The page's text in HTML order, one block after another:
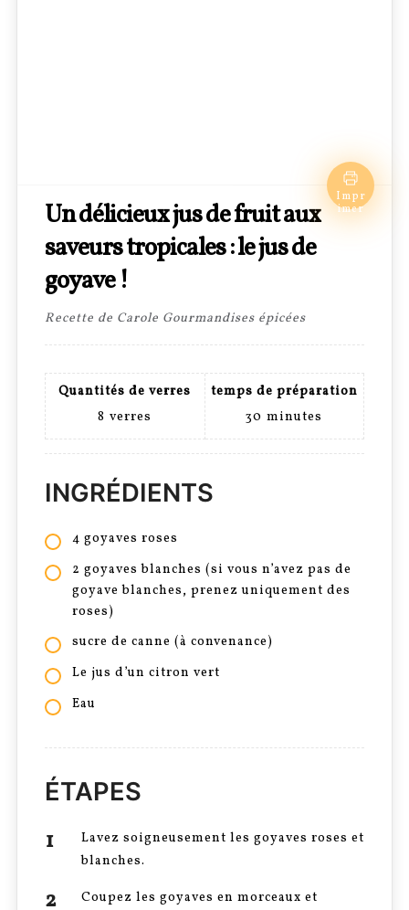
Impr
imer
Un délicieux jus de fruit aux
saveurs tropicales : le jus de
goyave !
Recette de Carole Gourmandises épicées
Quantités de verres
8 verres
temps de préparation
30 minutes
INGRÉDIENTS
4 goyaves roses
2 goyaves blanches (si vous n’avez pas de
goyave blanches, prenez uniquement des
roses)
sucre de canne (à convenance)
Le jus d’un citron vert
Eau
ÉTAPES
Lavez soigneusement les goyaves roses et
blanches.
Coupez les goyaves en morceaux et